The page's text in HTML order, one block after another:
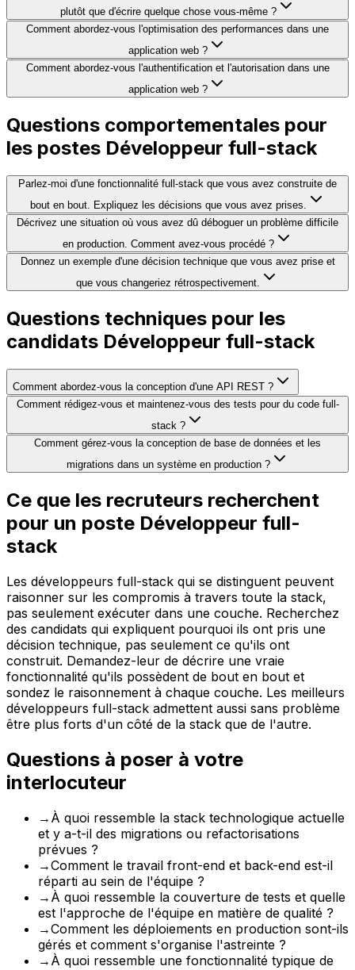
plutôt que d'écrire quelque chose vous-même ?
Comment abordez-vous l'optimisation des performances dans une
application web ?
Comment abordez-vous l'authentification et l'autorisation dans une
application web ?
Questions comportementales pour
les postes Développeur full-stack
Parlez-moi d'une fonctionnalité full-stack que vous avez construite de
bout en bout. Expliquez les décisions que vous avez prises.
Décrivez une situation où vous avez dû déboguer un problème difficile
en production. Comment avez-vous procédé ?
Donnez un exemple d'une décision technique que vous avez prise et
que vous changeriez rétrospectivement.
Questions techniques pour les
candidats Développeur full-stack
Comment abordez-vous la conception d'une API REST ?
Comment rédigez-vous et maintenez-vous des tests pour du code full-
stack ?
Comment gérez-vous la conception de base de données et les
migrations dans un système en production ?
Ce que les recruteurs recherchent
pour un poste Développeur full-
stack
Les développeurs full-stack qui se distinguent peuvent
raisonner sur les compromis à travers toute la stack,
pas seulement exécuter dans une couche. Recherchez
des candidats qui expliquent pourquoi ils ont pris une
décision technique, pas seulement ce qu'ils ont
construit. Demandez-leur de décrire une vraie
fonctionnalité qu'ils possèdent de bout en bout et
sondez le raisonnement à chaque couche. Les meilleurs
développeurs full-stack admettent aussi sans problème
être plus forts d'un côté de la stack que de l'autre.
Questions à poser à votre
interlocuteur
→ À quoi ressemble la stack technologique actuelle
et y a-t-il des migrations ou refactorisations
prévues ?
→Comment le travail front-end et back-end est-il
réparti au sein de l'équipe ?
→ À quoi ressemble la couverture de tests et quelle
est l'approche de l'équipe en matière de qualité ?
→Comment les déploiements en production sont-ils
gérés et comment s'organise l'astreinte ?
→ À quoi ressemble une fonctionnalité typique de